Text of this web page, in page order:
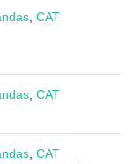
CAT
CAT
CAT